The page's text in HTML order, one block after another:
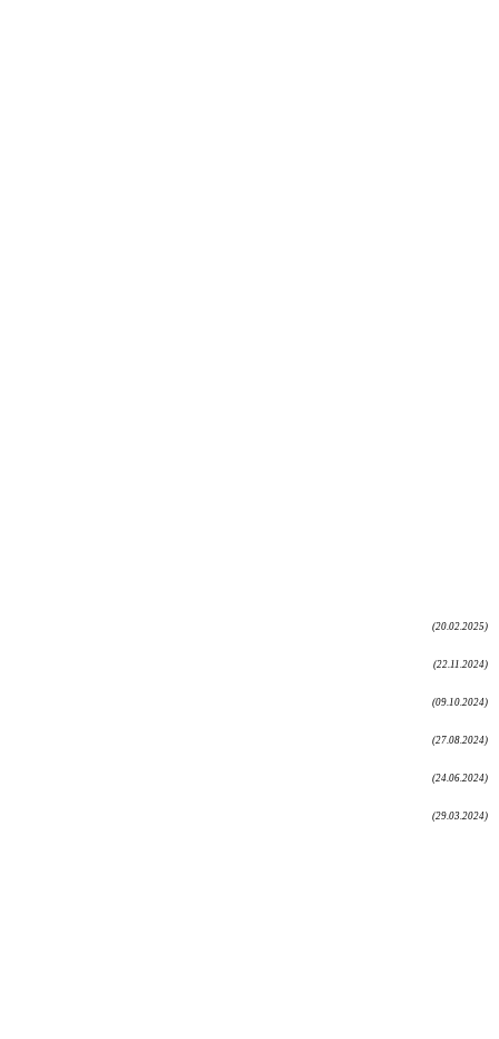
(20.02.2025)
(22.11.2024)
(09.10.2024)
(27.08.2024)
(24.06.2024)
(29.03.2024)